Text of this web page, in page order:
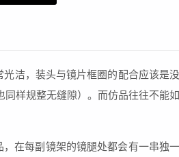
洁，装头与镜片框圈的配合应该是没
样规整无缝隙）。而仿品往往不能如
在每副镜架的镜腿处都会有一串独一